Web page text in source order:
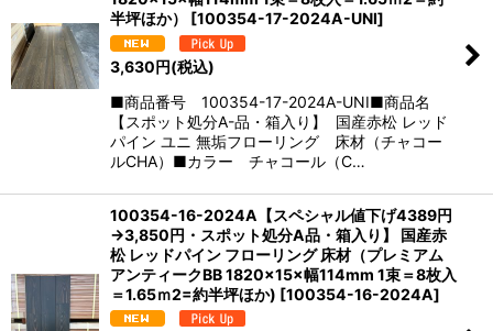
半坪ほか）
[100354-17-2024A-UNI]
3,630円(税込)
■商品番号 100354-17-2024A-UNI■商品名
【スポット処分A-品・箱入り】 国産赤松 レッド
パイン ユニ 無垢フローリング 床材（チャコー
ルCHA）■カラー チャコール（C…
100354-16-2024A【スペシャル値下げ4389円
→3,850円・スポット処分A品・箱入り】 国産赤
松 レッドパイン フローリング 床材（プレミアム
アンティークBB 1820×15×幅114mm 1束＝8枚入
＝1.65ｍ2=約半坪ほか) [100354-16-2024A]